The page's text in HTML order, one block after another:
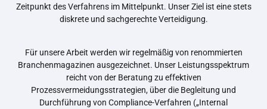
Zeitpunkt des Verfahrens im Mittelpunkt. Unser Ziel ist eine stets
diskrete und sachgerechte Verteidigung.
Für unsere Arbeit werden wir regelmäßig von renommierten
Branchenmagazinen ausgezeichnet. Unser Leistungsspektrum
reicht von der Beratung zu effektiven
Prozessvermeidungsstrategien, über die Begleitung und
Durchführung von Compliance-Verfahren („Internal